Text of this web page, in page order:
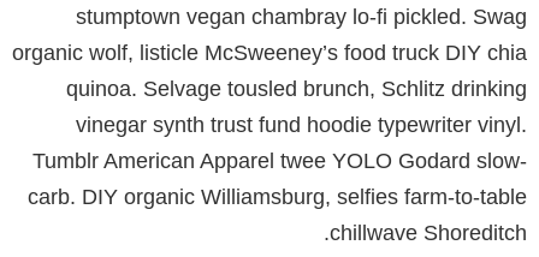
stumptown vegan chambray lo-fi pickled. Swag
organic wolf, listicle McSweeney’s food truck DIY chia
quinoa. Selvage tousled brunch, Schlitz drinking
vinegar synth trust fund hoodie typewriter vinyl.
Tumblr American Apparel twee YOLO Godard slow-
carb. DIY organic Williamsburg, selfies farm-to-table
chillwave Shoreditch.